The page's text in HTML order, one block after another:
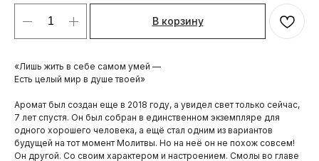
В корзину
«Лишь жить в себе самом умей —
Есть целый мир в душе твоей»
Аромат был создан еще в 2018 году, а увидел свет только сейчас,
7 лет спустя. Он был собран в единственном экземпляре для
одного хорошего человека, а ещё стал одним из вариантов
будущей на тот момент Молитвы. Но на неё он не похож совсем!
Он другой. Со своим характером и настроением. Смолы во главе